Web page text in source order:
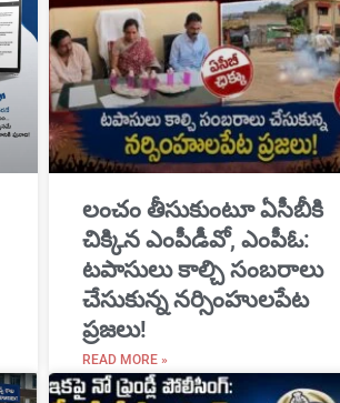
​లంచం తీసుకుంటూ ఏసీబీకి
చిక్కిన ఎంపీడీవో, ఎంపీఓ:
టపాసులు కాల్చి సంబరాలు
చేసుకున్న నర్సింహులపేట
ప్రజలు!
READ MORE »